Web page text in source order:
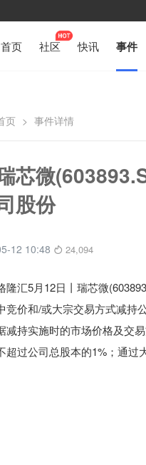
首页 社区 快讯 事件
页 > 事件详情
芯微
股份
12 10:48 24,094
隆汇5月12日丨瑞芯微
竞价和/或大宗交易方式减持
减持实施时的市场价格及交
超过公司总股本的1%；通过